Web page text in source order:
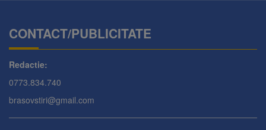
CONTACT/PUBLICITATE
Redactie:
0773.834.740
brasovstiri@gmail.com